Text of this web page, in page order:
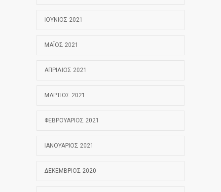
ΙΟΎΝΙΟΣ 2021
ΜΆΙΟΣ 2021
ΑΠΡΊΛΙΟΣ 2021
ΜΆΡΤΙΟΣ 2021
ΦΕΒΡΟΥΆΡΙΟΣ 2021
ΙΑΝΟΥΆΡΙΟΣ 2021
ΔΕΚΈΜΒΡΙΟΣ 2020